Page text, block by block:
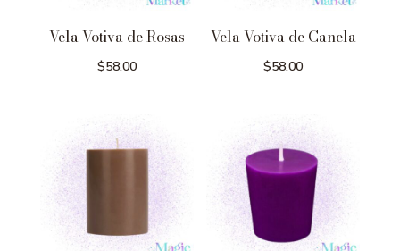
Vela Votiva de Rosas
$58.00
Vela Votiva de Canela
$58.00